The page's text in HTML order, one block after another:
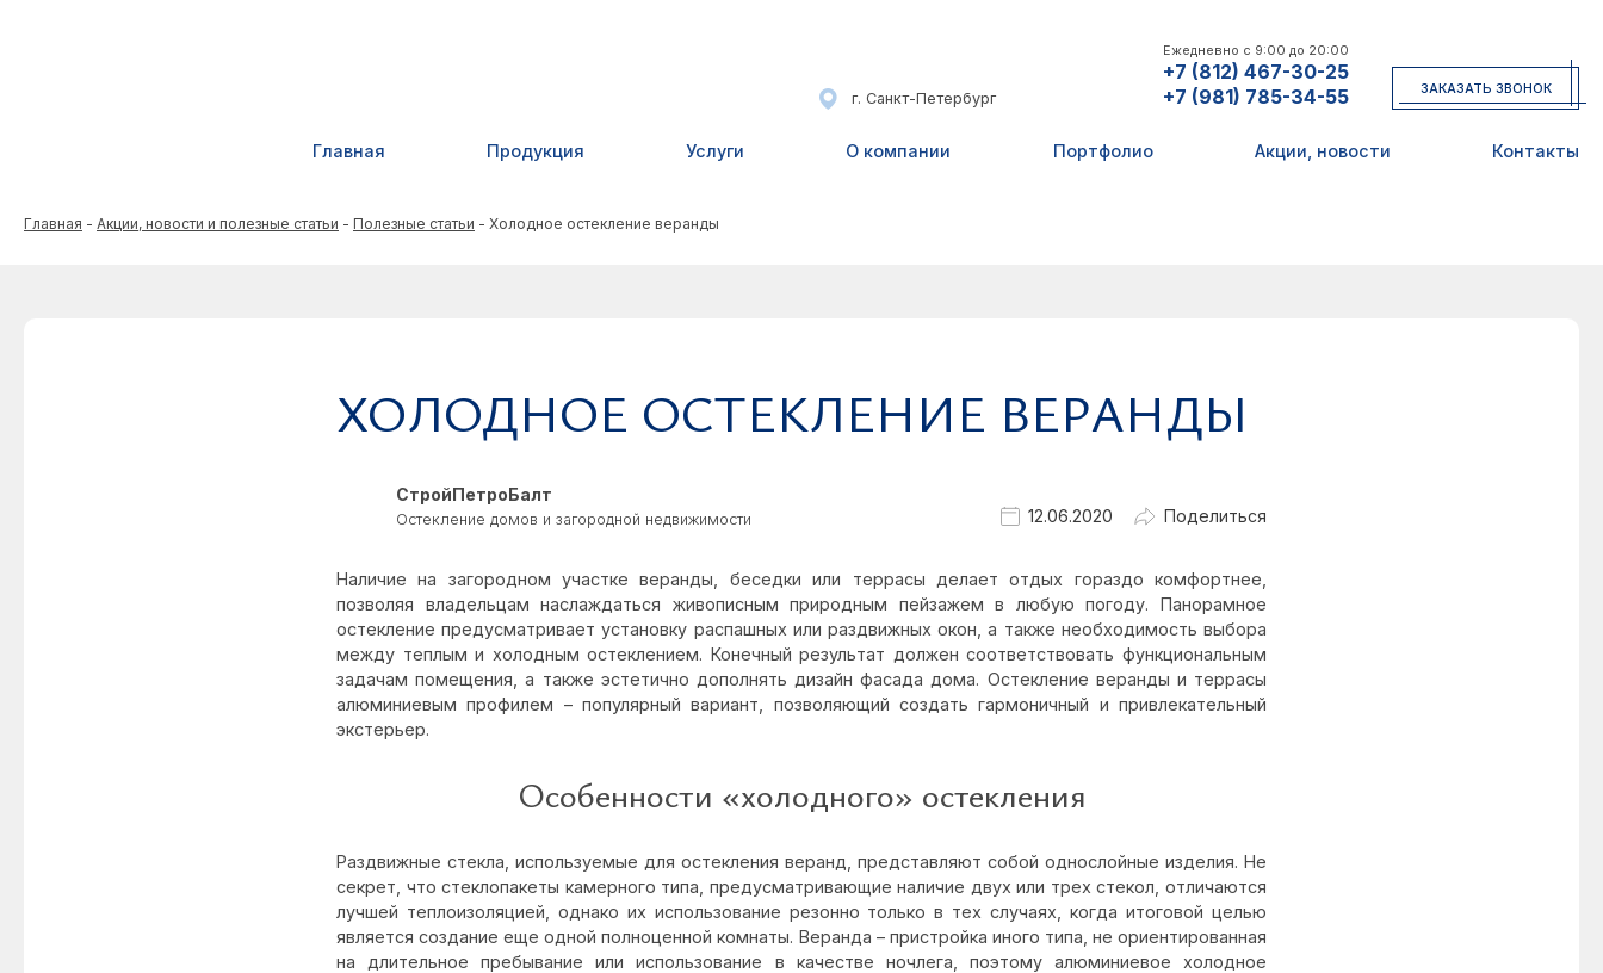
г. Санкт-Петербург
Ежедневно с 9:00 до 20:00
+7 (812) 467-30-25
+7 (981) 785-34-55
ЗАКАЗАТЬ ЗВОНОК
Главная Продукция Услуги О компании Портфолио Акции, новости Контакты
Главная - Акции, новости и полезные статьи - Полезные статьи - Холодное остекление веранды
ХОЛОДНОЕ ОСТЕКЛЕНИЕ ВЕРАНДЫ
СтройПетроБалт
Остекление домов и загородной недвижимости 12.06.2020 Поделиться
Наличие на загородном участке веранды, беседки или террасы делает отдых гораздо комфортнее,
позволяя владельцам наслаждаться живописным природным пейзажем в любую погоду. Панорамное
остекление предусматривает установку распашных или раздвижных окон, а также необходимость выбора
между теплым и холодным остеклением. Конечный результат должен соответствовать функциональным
задачам помещения, а также эстетично дополнять дизайн фасада дома. Остекление веранды и террасы
алюминиевым профилем – популярный вариант, позволяющий создать гармоничный и привлекательный
экстерьер.
Особенности «холодного» остекления
Раздвижные стекла, используемые для остекления веранд, представляют собой однослойные изделия. Не
секрет, что стеклопакеты камерного типа, предусматривающие наличие двух или трех стекол, отличаются
лучшей теплоизоляцией, однако их использование резонно только в тех случаях, когда итоговой целью
является создание еще одной полноценной комнаты. Веранда – пристройка иного типа, не ориентированная
на длительное пребывание или использование в качестве ночлега, поэтому алюминиевое холодное